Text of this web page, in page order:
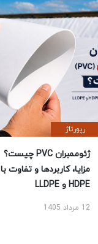
رپورتاژ
ژئوممبران PVC چیست؟
مزایا، کاربردها و تفاوت با
HDPE و LLDPE
12 مرداد 1405